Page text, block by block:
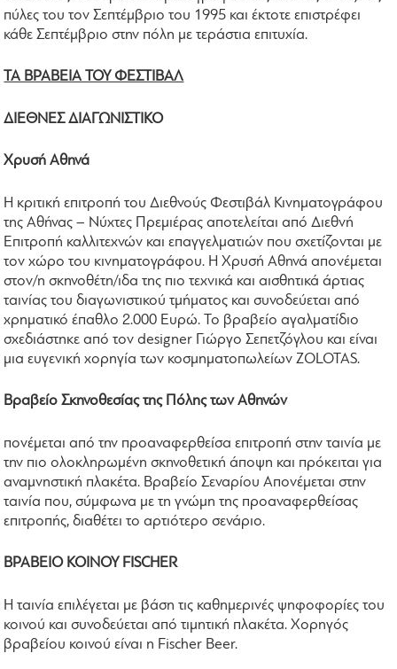
πύλες του τον Σεπτέμβριο του 1995 και έκτοτε επιστρέφει
κάθε Σεπτέμβριο στην πόλη με τεράστια επιτυχία.
ΤΑ ΒΡΑΒΕΙΑ ΤΟΥ ΦΕΣΤΙΒΑΛ
ΔΙΕΘΝΕΣ ΔΙΑΓΩΝΙΣΤΙΚΟ
Χρυσή Αθηνά
Η κριτική επιτροπή του Διεθνούς Φεστιβάλ Κινηματογράφου
της Αθήνας – Νύχτες Πρεμιέρας αποτελείται από Διεθνή
Επιτροπή καλλιτεχνών και επαγγελματιών που σχετίζονται με
τον χώρο του κινηματογράφου. Η Χρυσή Αθηνά απονέμεται
στον/η σκηνοθέτη/ιδα της πιο τεχνικά και αισθητικά άρτιας
ταινίας του διαγωνιστικού τμήματος και συνοδεύεται από
χρηματικό έπαθλο 2.000 Ευρώ. Το βραβείο αγαλματίδιο
σχεδιάστηκε από τον designer Γιώργο Σεπετζόγλου και είναι
μια ευγενική χορηγία των κοσμηματοπωλείων ZOLOTAS.
Βραβείο Σκηνοθεσίας της Πόλης των Αθηνών
πονέμεται από την προαναφερθείσα επιτροπή στην ταινία με
την πιο ολοκληρωμένη σκηνοθετική άποψη και πρόκειται για
αναμνηστική πλακέτα. Βραβείο Σεναρίου Απονέμεται στην
ταινία που, σύμφωνα με τη γνώμη της προαναφερθείσας
επιτροπής, διαθέτει το αρτιότερο σενάριο.
ΒΡΑΒΕΙΟ ΚΟΙΝΟΥ FISCHER
Η ταινία επιλέγεται με βάση τις καθημερινές ψηφοφορίες του
κοινού και συνοδεύεται από τιμητική πλακέτα. Χορηγός
βραβείου κοινού είναι η Fischer Beer.